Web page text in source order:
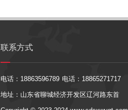
联系方式
电话：18863596789 电话：18865271717
地址：山东省聊城经济开发区辽河路东首